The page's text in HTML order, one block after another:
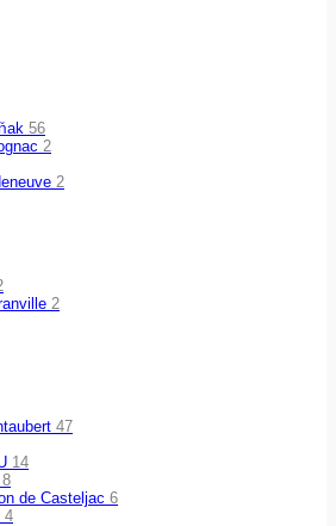
56
2
2
2
47
14
8
de Casteljac 6
4